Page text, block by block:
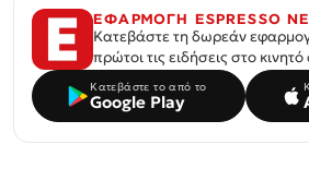
ΕΦΑΡΜΟΓΗ ESPRESSO
Κατεβάστε τη δωρεάν
πρώτοι τις ειδήσεις στο
Κατεβάστε το από το
Google Play